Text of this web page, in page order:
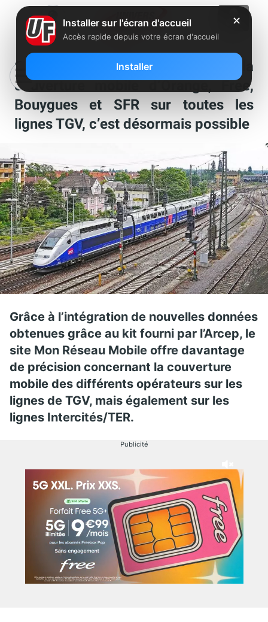
Connaître de manière plus précise la
couverture mobile d’Orange, Free,
Bouygues et SFR sur toutes les
lignes TGV, c’est désormais possible
Grâce à l’intégration de nouvelles données
obtenues grâce au kit fourni par l’Arcep, le
site Mon Réseau Mobile offre davantage
de précision concernant la couverture
mobile des différents opérateurs sur les
lignes de TGV, mais également sur les
lignes Intercités/TER.
Publicité
✕
Installer sur l'écran d'accueil
Accès rapide depuis votre écran d'accueil
Installer